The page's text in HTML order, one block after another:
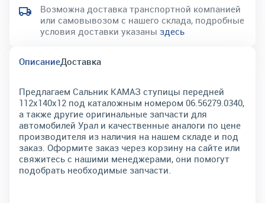
Возможна доставка транспортной компанией
или самовывозом с нашего склада, подробные
условия доставки указаны здесь
ОписаниеДоставка
Предлагаем Сальник КАМАЗ ступицы передней
112х140х12 под каталожным номером 06.56279.0340,
а также другие оригинальные запчасти для
автомобилей Урал и качественные аналоги по цене
производителя из наличия на нашем складе и под
заказ. Оформите заказ через корзину на сайте или
свяжитесь с нашими менеджерами, они помогут
подобрать необходимые запчасти.